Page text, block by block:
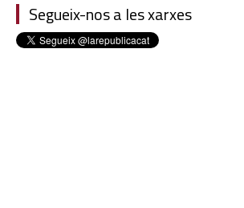
Segueix-nos a les xarxes